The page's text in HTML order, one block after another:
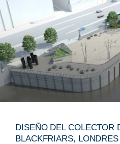
DISEÑO DEL COLECTOR
BLACKFRIARS, LONDRES